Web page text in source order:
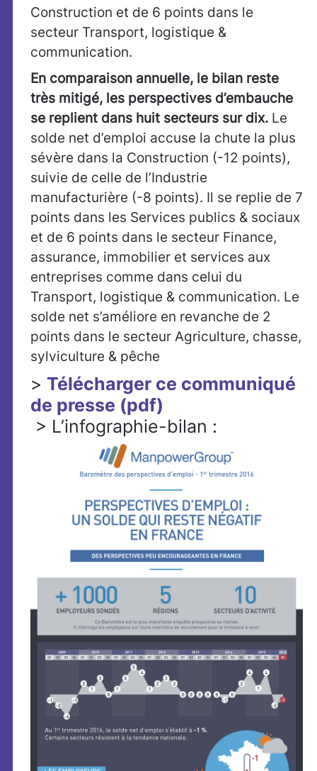
Construction et de 6 points dans le
secteur Transport, logistique &
communication.
En comparaison annuelle, le bilan reste
très mitigé, les perspectives d’embauche
se replient dans huit secteurs sur dix. Le
solde net d’emploi accuse la chute la plus
sévère dans la Construction (-12 points),
suivie de celle de l’Industrie
manufacturière (-8 points). Il se replie de 7
points dans les Services publics & sociaux
et de 6 points dans le secteur Finance,
assurance, immobilier et services aux
entreprises comme dans celui du
Transport, logistique & communication. Le
solde net s’améliore en revanche de 2
points dans le secteur Agriculture, chasse,
sylviculture & pêche
> Télécharger ce communiqué
de presse (pdf)
> L’infographie-bilan :